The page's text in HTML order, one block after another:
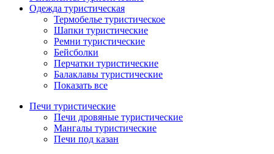
Одежда туристическая
Термобелье туристическое
Шапки туристические
Ремни туристические
Бейсболки
Перчатки туристические
Балаклавы туристические
Показать все
Печи туристические
Печи дровяные туристические
Мангалы туристические
Печи под казан